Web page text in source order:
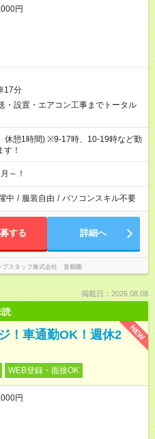
円
17分
・設置・エアコン工事までトータル
憩1時間) ※9-17時、10-19時など勤
！
～！
中 / 服装自由 / パソコンスキル不要
する 詳細へ
プスタッフ株式会社 首都圏
掲載日：2026.08.08
読
NEW
！車通勤OK！週休2
WEB登録・面接OK
円